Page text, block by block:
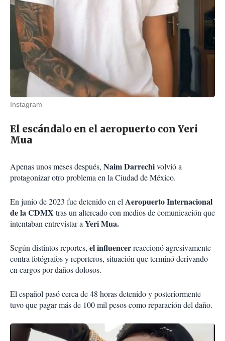
Instagram
El escándalo en el aeropuerto con Yeri
Mua
Apenas unos meses después, Naim Darrechivolvió a
protagonizar otro problema en la Ciudad de México.
En junio de 2023 fue detenido en elAeropuerto Internacional
de la CDMX tras un altercado con medios de comunicación que
intentaban entrevistar aYeri Mua.
Según distintos reportes, el influencerreaccionó agresivamente
contra fotógrafos y reporteros, situación que terminó derivando
en cargos por daños dolosos.
El español pasó cerca de 48 horas detenido y posteriormente
tuvo que pagar más de 100 mil pesos como reparación del daño.